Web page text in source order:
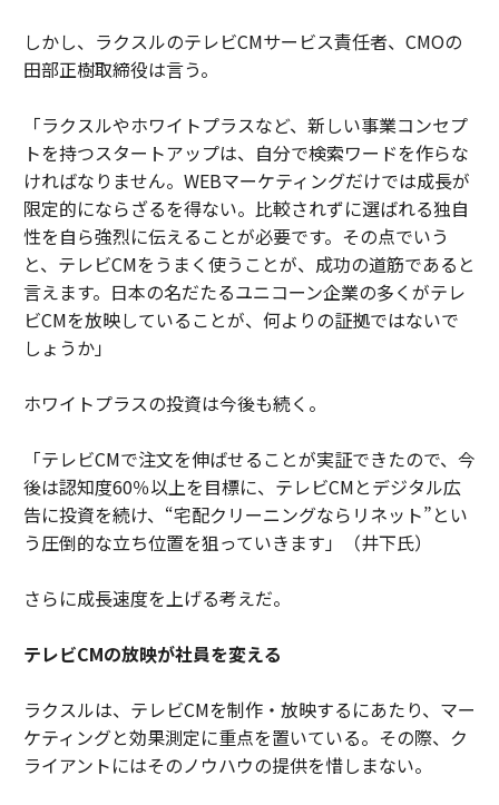
しかし、ラクスルのテレビCMサービス責任者、CMOの
田部正樹取締役は言う。
「ラクスルやホワイトプラスなど、新しい事業コンセプ
トを持つスタートアップは、自分で検索ワードを作らな
ければなりません。WEBマーケティングだけでは成長が
限定的にならざるを得ない。比較されずに選ばれる独自
性を自ら強烈に伝えることが必要です。その点でいう
と、テレビCMをうまく使うことが、成功の道筋であると
言えます。日本の名だたるユニコーン企業の多くがテレ
ビCMを放映していることが、何よりの証拠ではないで
しょうか」
ホワイトプラスの投資は今後も続く。
「テレビCMで注文を伸ばせることが実証できたので、今
後は認知度60％以上を目標に、テレビCMとデジタル広
告に投資を続け、“宅配クリーニングならリネット”とい
う圧倒的な立ち位置を狙っていきます」（井下氏）
さらに成長速度を上げる考えだ。
テレビCMの放映が社員を変える
ラクスルは、テレビCMを制作・放映するにあたり、マー
ケティングと効果測定に重点を置いている。その際、ク
ライアントにはそのノウハウの提供を惜しまない。